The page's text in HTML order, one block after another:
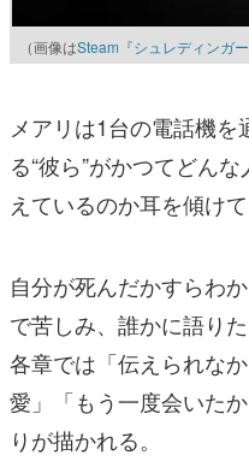
（画像はSteam『シュレディンガー
メアリは1台の電話機
る“彼ら”がかつてどん
えているのか耳を傾けて
自分が死んだかすらわ
で苦しみ、誰かに語り
各章では「伝えられな
愛」「もう一度会いた
りが描かれる。